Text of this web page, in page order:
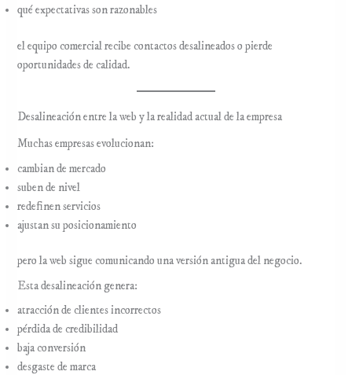
qué expectativas son razonables
el equipo comercial recibe contactos desalineados o pierde
oportunidades de calidad.
Desalineación entre la web y la realidad actual de la empresa
Muchas empresas evolucionan:
cambian de mercado
suben de nivel
redefinen servicios
ajustan su posicionamiento
pero la web sigue comunicando una versión antigua del negocio.
Esta desalineación genera:
atracción de clientes incorrectos
pérdida de credibilidad
baja conversión
desgaste de marca